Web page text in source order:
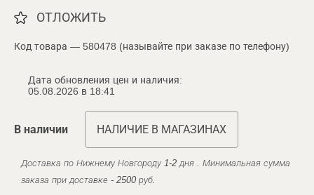
ОТЛОЖИТЬ
Код товара — 580478 (называйте при заказе по телефону)
Дата обновления цен и наличия:
05.08.2026 в 18:41
В наличии НАЛИЧИЕ В МАГАЗИНАХ
Доставка по Нижнему Новгороду 1-2 дня . Минимальная сумма
заказа при доставке - 2500 руб.